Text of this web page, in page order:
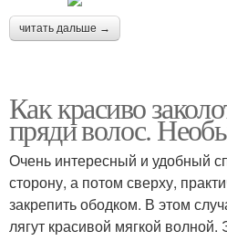
читать дальше →
Как красиво
пряди волос.
Очень интересный и удобный
сторону, а потом сверху,
закрепить ободком. В этом
лягут красивой мягкой